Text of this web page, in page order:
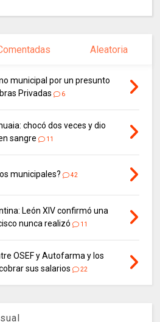
Aleatoria
municipal por un presunto
Privadas
6
chocó dos veces y dio
sangre
11
municipales? 42
León XIV confirmó una
nunca realizó
11
OSEF y Autofarma y los
sus salarios
22